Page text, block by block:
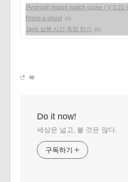
[Android] Image match game ( V 0.21 )
Press a ghost (0)
Java 실행 시간 측정 하기 (0)
Do it now!
세상은 넓고, 볼 것은 많다.
구독하기